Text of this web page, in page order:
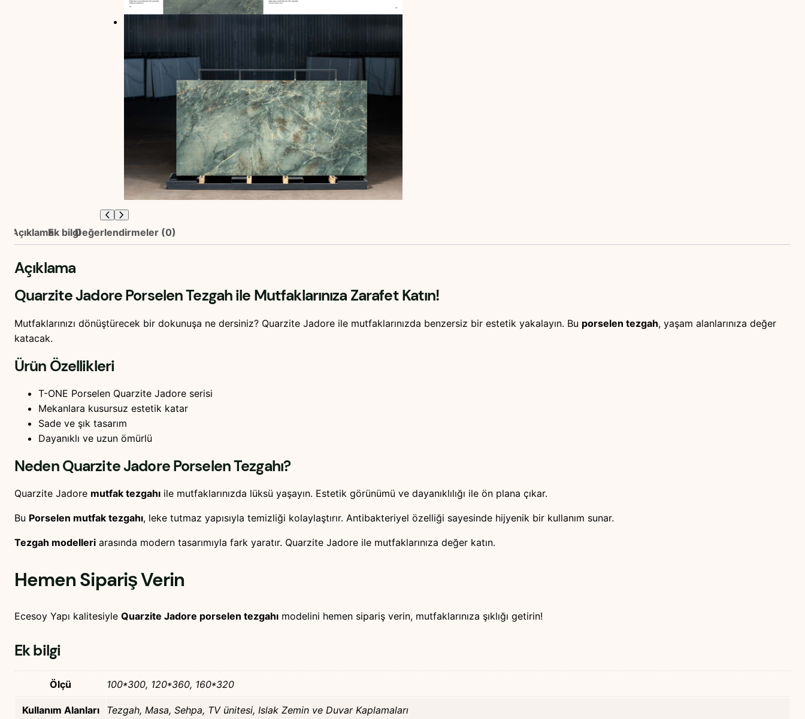
AçıklamaEk bilgiDeğerlendirmeler (0)
Açıklama
Quarzite Jadore Porselen Tezgah ile Mutfaklarınıza Zarafet Katın!
Mutfaklarınızı dönüştürecek bir dokunuşa ne dersiniz? Quarzite Jadore ile mutfaklarınızda benzersiz bir estetik yakalayın. Bu porselen tezgah, yaşam alanlarınıza değer
katacak.
Ürün Özellikleri
T-ONE Porselen Quarzite Jadore serisi
Mekanlara kusursuz estetik katar
Sade ve şık tasarım
Dayanıklı ve uzun ömürlü
Neden Quarzite Jadore Porselen Tezgahı?
Quarzite Jadore mutfak tezgahı ile mutfaklarınızda lüksü yaşayın. Estetik görünümü ve dayanıklılığı ile ön plana çıkar.
Bu Porselen mutfak tezgahı, leke tutmaz yapısıyla temizliği kolaylaştırır. Antibakteriyel özelliği sayesinde hijyenik bir kullanım sunar.
Tezgah modelleri arasında modern tasarımıyla fark yaratır. Quarzite Jadore ile mutfaklarınıza değer katın.
Hemen Sipariş Verin
Ecesoy Yapı kalitesiyle Quarzite Jadore porselen tezgahı modelini hemen sipariş verin, mutfaklarınıza şıklığı getirin!
Ek bilgi
Ölçü 100*300, 120*360, 160*320
Kullanım Alanları Tezgah, Masa, Sehpa, TV ünitesi, Islak Zemin ve Duvar Kaplamaları